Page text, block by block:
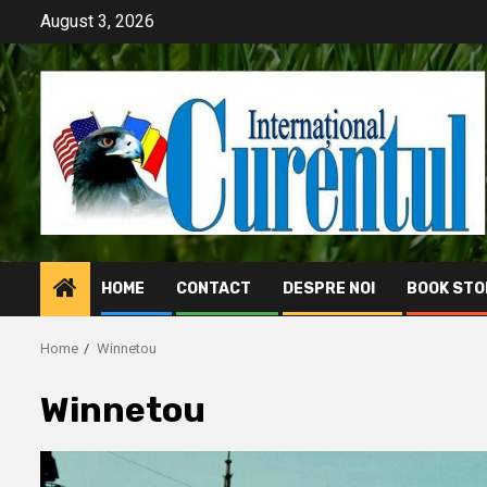
content
August 3, 2026
HOME CONTACT DESPRE NOI BOOK
Home Winnetou
Winnetou